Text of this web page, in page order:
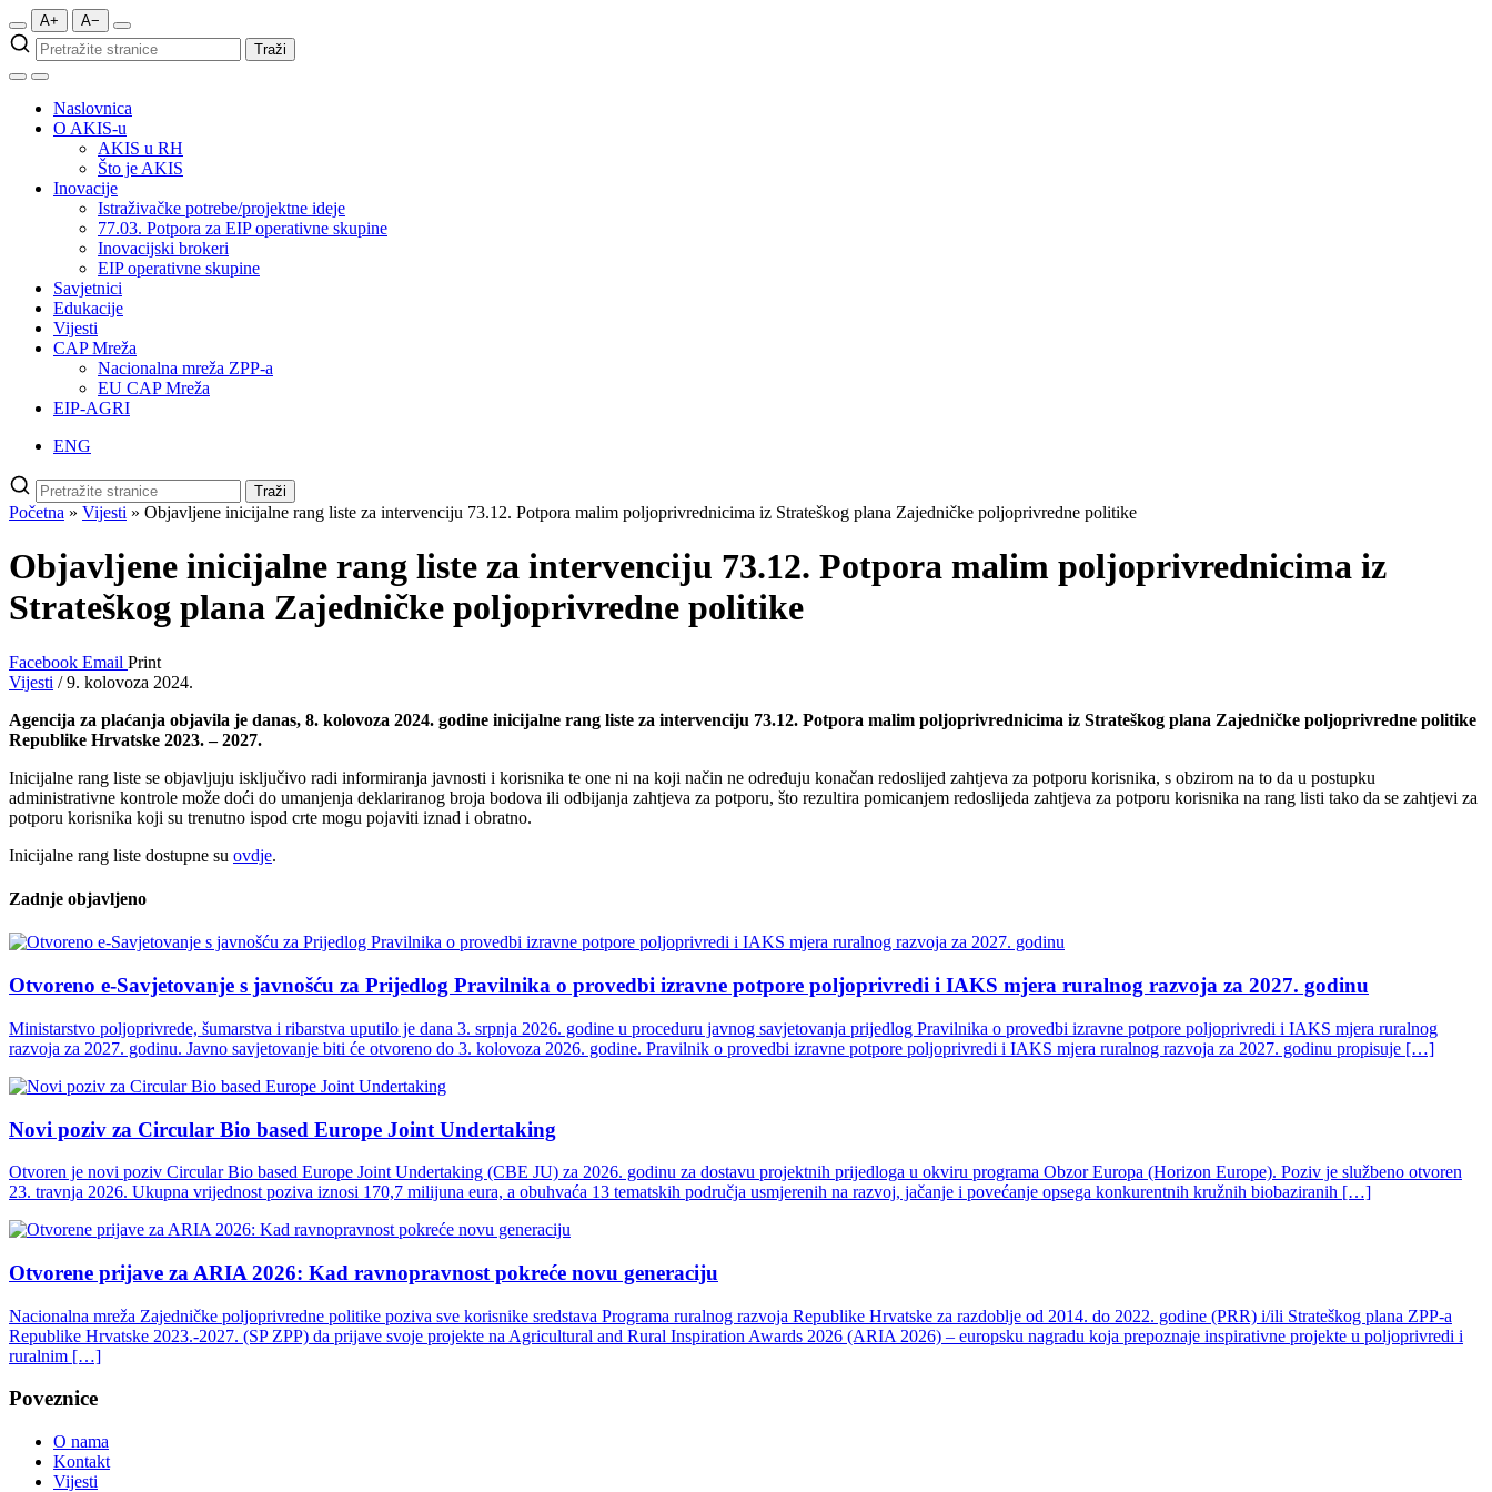
A+ A−
Pretraži
stranice
Traži
Naslovnica
O AKIS-u
AKIS u RH
Što je AKIS
Inovacije
Istraživačke potrebe/projektne ideje
77.03. Potpora za EIP operativne skupine
Inovacijski brokeri
EIP operativne skupine
Savjetnici
Edukacije
Vijesti
CAP Mreža
Nacionalna mreža ZPP-a
EU CAP Mreža
EIP-AGRI
ENG
Pretraži
stranice
Traži
Početna » Vijesti » Objavljene inicijalne rang liste za intervenciju 73.12. Potpora malim poljoprivrednicima iz Strateškog plana Zajedničke poljoprivredne politike
Objavljene inicijalne rang liste za intervenciju 73.12. Potpora malim poljoprivrednicima iz
Strateškog plana Zajedničke poljoprivredne politike
Facebook Email Print
Vijesti /9. kolovoza 2024.
Agencija za plaćanja objavila je danas, 8. kolovoza 2024. godine inicijalne rang liste za intervenciju 73.12. Potpora malim poljoprivrednicima iz Strateškog plana Zajedničke poljoprivredne politike
Republike Hrvatske 2023. – 2027.
Inicijalne rang liste se objavljuju isključivo radi informiranja javnosti i korisnika te one ni na koji način ne određuju konačan redoslijed zahtjeva za potporu korisnika, s obzirom na to da u postupku
administrativne kontrole može doći do umanjenja deklariranog broja bodova ili odbijanja zahtjeva za potporu, što rezultira pomicanjem redoslijeda zahtjeva za potporu korisnika na rang listi tako da se zahtjevi za
potporu korisnika koji su trenutno ispod crte mogu pojaviti iznad i obratno.
Inicijalne rang liste dostupne su ovdje.
Zadnje objavljeno
Otvoreno e-Savjetovanje s javnošću za Prijedlog Pravilnika o provedbi izravne potpore poljoprivredi i IAKS mjera ruralnog razvoja za 2027. godinu
Ministarstvo poljoprivrede, šumarstva i ribarstva uputilo je dana 3. srpnja 2026. godine u proceduru javnog savjetovanja prijedlog Pravilnika o provedbi izravne potpore poljoprivredi i IAKS mjera ruralnog
razvoja za 2027. godinu. Javno savjetovanje biti će otvoreno do 3. kolovoza 2026. godine. Pravilnik o provedbi izravne potpore poljoprivredi i IAKS mjera ruralnog razvoja za 2027. godinu propisuje […]
Novi poziv za Circular Bio based Europe Joint Undertaking
Otvoren je novi poziv Circular Bio based Europe Joint Undertaking (CBE JU) za 2026. godinu za dostavu projektnih prijedloga u okviru programa Obzor Europa (Horizon Europe). Poziv je službeno otvoren
23. travnja 2026. Ukupna vrijednost poziva iznosi 170,7 milijuna eura, a obuhvaća 13 tematskih područja usmjerenih na razvoj, jačanje i povećanje opsega konkurentnih kružnih biobaziranih […]
Otvorene prijave za ARIA 2026: Kad ravnopravnost pokreće novu generaciju
Nacionalna mreža Zajedničke poljoprivredne politike poziva sve korisnike sredstava Programa ruralnog razvoja Republike Hrvatske za razdoblje od 2014. do 2022. godine (PRR) i/ili Strateškog plana ZPP-a
Republike Hrvatske 2023.-2027. (SP ZPP) da prijave svoje projekte na Agricultural and Rural Inspiration Awards 2026 (ARIA 2026) – europsku nagradu koja prepoznaje inspirativne projekte u poljoprivredi i
ruralnim […]
Poveznice
O nama
Kontakt
Vijesti